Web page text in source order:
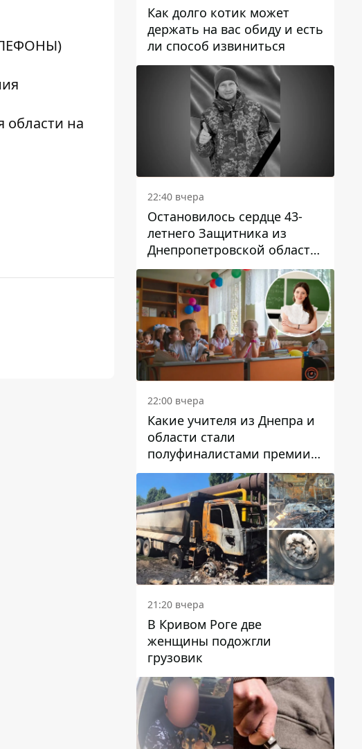
области на
Как долго котик может
держать на вас обиду и есть
ли способ извиниться
22:40 вчера
Остановилось сердце 43-
летнего Защитника из
Днепропетровской области
Евгения Зинченко
22:00 вчера
Какие учителя из Днепра и
области стали
полуфиналистами премии
Global Teacher Prize Ukraine
2026
21:20 вчера
В Кривом Роге две
женщины подожгли
грузовик